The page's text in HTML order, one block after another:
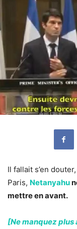
Il fallait s’en
Paris, Netanyahu
mettre en avant.
[Ne manquez